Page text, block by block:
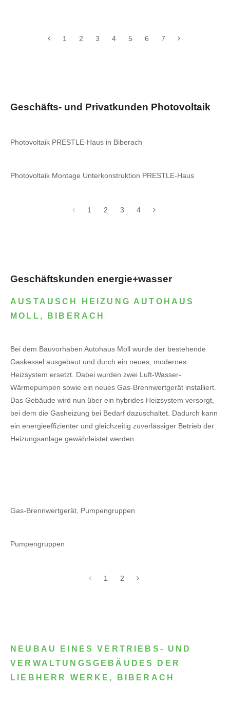
1 2 3 4 5 6 7
Geschäfts- und Privatkunden Photovoltaik
Photovoltaik PRESTLE-Haus in Biberach
Photovoltaik Montage Unterkonstruktion PRESTLE-Haus
1 2 3 4
Geschäftskunden energie+wasser
AUSTAUSCH HEIZUNG AUTOHAUS
MOLL, BIBERACH
Bei dem Bauvorhaben Autohaus Moll wurde der bestehende
Gaskessel ausgebaut und durch ein neues, modernes
Heizsystem ersetzt. Dabei wurden zwei Luft-Wasser-
Wärmepumpen sowie ein neues Gas-Brennwertgerät installiert.
Das Gebäude wird nun über ein hybrides Heizsystem versorgt,
bei dem die Gasheizung bei Bedarf dazuschaltet. Dadurch kann
ein energieeffizienter und gleichzeitig zuverlässiger Betrieb der
Heizungsanlage gewährleistet werden.
Gas-Brennwertgerät, Pumpengruppen
Pumpengruppen
1 2
NEUBAU EINES VERTRIEBS- UND
VERWALTUNGSGEBÄUDES DER
LIEBHERR WERKE, BIBERACH